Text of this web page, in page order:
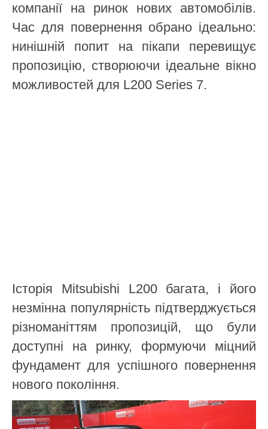
компанії на ринок нових автомобілів.
Час для повернення обрано ідеально:
нинішній попит на пікапи перевищує
пропозицію, створюючи ідеальне вікно
можливостей для L200 Series 7.
Історія Mitsubishi L200 багата, і його
незмінна популярність підтверджується
різноманіттям пропозицій, що були
доступні на ринку, формуючи міцний
фундамент для успішного повернення
нового покоління.